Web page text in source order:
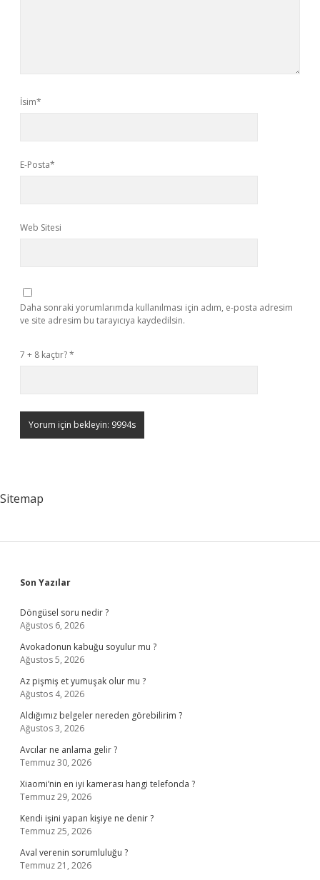
İsim*
E-Posta*
Web Sitesi
Daha sonraki yorumlarımda kullanılması için adım, e-posta adresim
ve site adresim bu tarayıcıya kaydedilsin.
7 + 8 kaçtır?*
Sitemap
Sidebar
Son Yazılar
Döngüsel soru nedir ?
Ağustos 6, 2026
Avokadonun kabuğu soyulur mu ?
Ağustos 5, 2026
Az pişmiş et yumuşak olur mu ?
Ağustos 4, 2026
Aldığımız belgeler nereden görebilirim ?
Ağustos 3, 2026
Avcılar ne anlama gelir ?
Temmuz 30, 2026
Xiaomi’nin en iyi kamerası hangi telefonda ?
Temmuz 29, 2026
Kendi işini yapan kişiye ne denir ?
Temmuz 25, 2026
Aval verenin sorumluluğu ?
Temmuz 21, 2026